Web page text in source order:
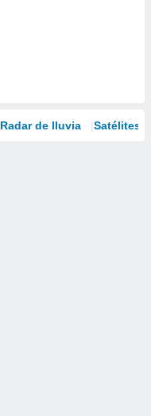
Radar de lluvia Satélites